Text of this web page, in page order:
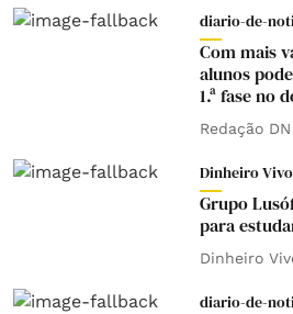
diario-de-
Com mais
alunos
1.ª fase no
Redação DN
Dinheiro Vivo
Grupo
para
Dinheiro
diario-de-